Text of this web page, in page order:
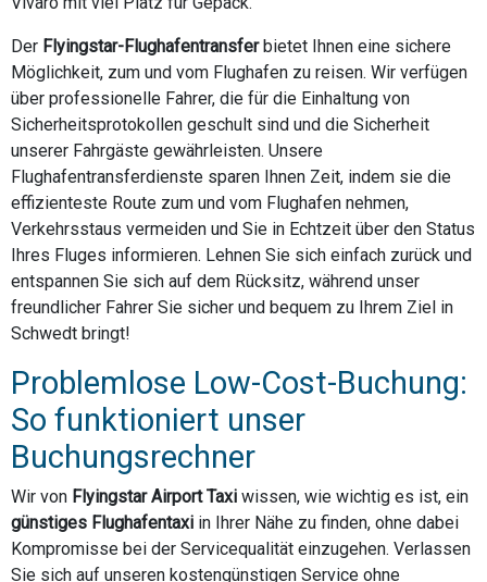
Der Flyingstar-Flughafentransferbietet Ihnen eine sichere
Möglichkeit, zum und vom Flughafen zu reisen. Wir verfügen
über professionelle Fahrer, die für die Einhaltung von
Sicherheitsprotokollen geschult sind und die Sicherheit
unserer Fahrgäste gewährleisten. Unsere
Flughafentransferdienste sparen Ihnen Zeit, indem sie die
effizienteste Route zum und vom Flughafen nehmen,
Verkehrsstaus vermeiden und Sie in Echtzeit über den Status
Ihres Fluges informieren. Lehnen Sie sich einfach zurück und
entspannen Sie sich auf dem Rücksitz, während unser
freundlicher Fahrer Sie sicher und bequem zu Ihrem Ziel in
Schwedt bringt!
Problemlose Low-Cost-Buchung:
So funktioniert unser
Buchungsrechner
Wir von Flyingstar Airport Taxi wissen, wie wichtig es ist, ein
günstiges Flughafentaxi in Ihrer Nähe zu finden, ohne dabei
Kompromisse bei der Servicequalität einzugehen. Verlassen
Sie sich auf unseren kostengünstigen Service ohne